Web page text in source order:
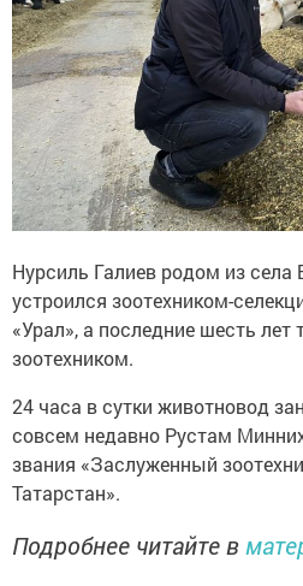
Нурсиль Галиев родом из
устроился зоотехником-
«Урал», а последние шесть
зоотехником.
24 часа в сутки животновод
совсем недавно Рустам
звания «Заслуженный
Татарстан».
Подробнее читайте в